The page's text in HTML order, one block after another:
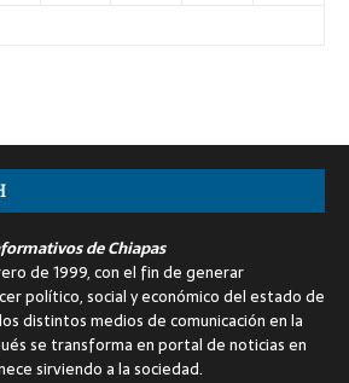
de Chiapas
de 1999, con el fin de generar
político, social y económico del estado de
distintos medios de comunicación en la
se transforma en portal de noticias en
sirviendo a la sociedad.